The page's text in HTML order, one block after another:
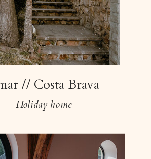
// Costa Brava
Holiday home